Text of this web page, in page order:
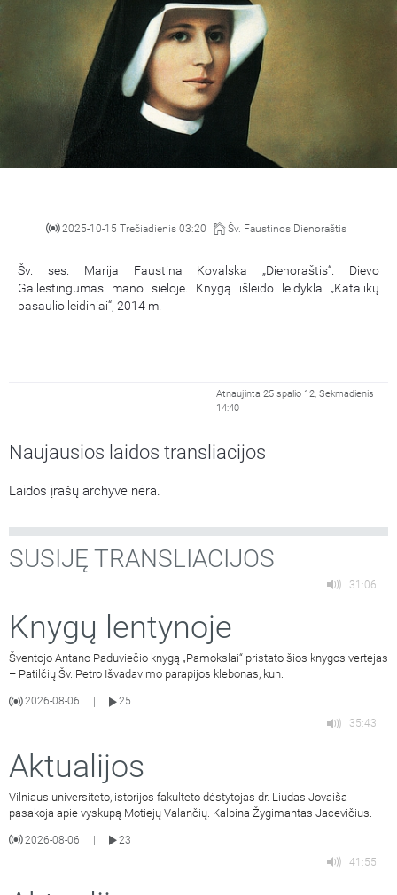
2025-10-15 Trečiadienis 03:20 Šv. Faustinos Dienoraštis
Šv. ses. Marija Faustina Kovalska „Dienoraštis“. Dievo
Gailestingumas mano sieloje. Knygą išleido leidykla „Katalikų
pasaulio leidiniai“, 2014 m.
Atnaujinta 25 spalio 12, Sekmadienis
14:40
Naujausios laidos transliacijos
Laidos įrašų archyve nėra.
SUSIJĘ TRANSLIACIJOS
31:06
Knygų lentynoje
Šventojo Antano Paduviečio knygą „Pamokslai“ pristato šios knygos vertėjas
– Patilčių Šv. Petro Išvadavimo parapijos klebonas, kun.
2026-08-06
25
35:43
Aktualijos
Vilniaus universiteto, istorijos fakulteto dėstytojas dr. Liudas Jovaiša
pasakoja apie vyskupą Motiejų Valančių. Kalbina Žygimantas Jacevičius.
2026-08-06
23
41:55